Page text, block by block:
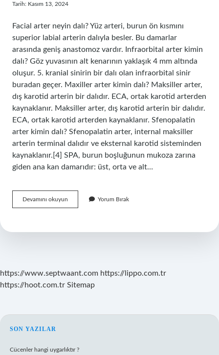
Tarih: Kasım 13, 2024
Facial arter neyin dalı? Yüz arteri, burun ön kısmını
superior labial arterin dalıyla besler. Bu damarlar
arasında geniş anastomoz vardır. Infraorbital arter kimin
dalı? Göz yuvasının alt kenarının yaklaşık 4 mm altında
oluşur. 5. kranial sinirin bir dalı olan infraorbital sinir
buradan geçer. Maxiller arter kimin dalı? Maksiller arter,
dış karotid arterin bir dalıdır. ECA, ortak karotid arterden
kaynaklanır. Maksiller arter, dış karotid arterin bir dalıdır.
ECA, ortak karotid arterden kaynaklanır. Sfenopalatin
arter kimin dalı? Sfenopalatin arter, internal maksiller
arterin terminal dalıdır ve eksternal karotid sisteminden
kaynaklanır.[4] SPA, burun boşluğunun mukoza zarına
giden ana kan damarıdır: üst, orta ve alt…
Devamını okuyun
Arter
Yorum Bırak
https://www.septwaant.com https://lippo.com.tr
https://hoot.com.tr Sitemap
SIDEBAR
SON YAZILAR
Cücenler hangi uygarlıktır ?